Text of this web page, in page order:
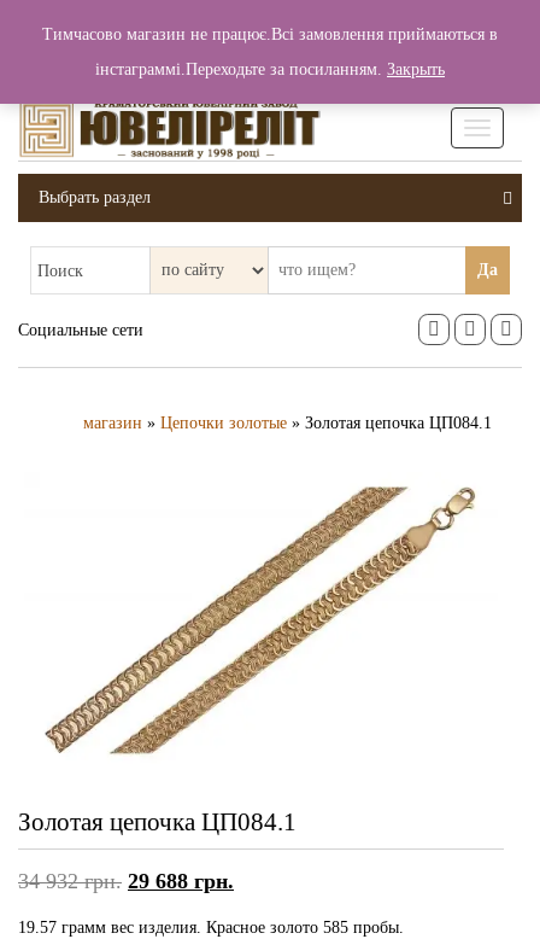
Вход / Регистрация 0 грн.
Выбрать раздел
Поиск Да
Социальные сети
магазин » Цепочки золотые » Золотая цепочка ЦП084.1
Золотая цепочка ЦП084.1
34 932грн. 29 688 грн.
19.57 грамм вес изделия. Красное золото 585 пробы.
Тимчасово магазин не працює.Всі замовлення приймаються в
інстаграммі.Переходьте за посиланням. Закрыть